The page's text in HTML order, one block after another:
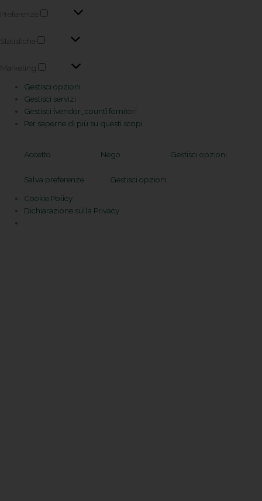
Preferenze
Statistiche
Marketing
Gestisci opzioni
Gestisci servizi
Gestisci {vendor_count} fornitori
Per saperne di più su questi scopi
Accetto Nego Gestisci opzioni
Salva preferenze
Gestisci opzioni
Cookie Policy
Dichiarazione sulla Privacy